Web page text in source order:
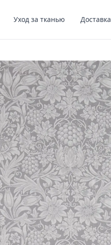
Уход за тканью Доставка